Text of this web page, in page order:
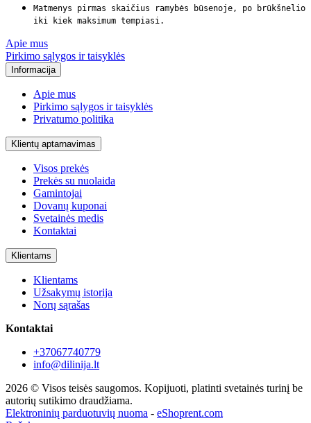
Matmenys pirmas skaičius ramybės būsenoje, po brūkšnelio
iki kiek maksimum tempiasi.
Apie mus
Pirkimo sąlygos ir taisyklės
Informacija
Apie mus
Pirkimo sąlygos ir taisyklės
Privatumo politika
Klientų aptarnavimas
Visos prekės
Prekės su nuolaida
Gamintojai
Dovanų kuponai
Svetainės medis
Kontaktai
Klientams
Klientams
Užsakymų istorija
Norų sąrašas
Kontaktai
+37067740779
info@dilinija.lt
2026 © Visos teisės saugomos. Kopijuoti, platinti svetainės turinį be
autorių sutikimo draudžiama.
Elektroninių parduotuvių nuoma - eShoprent.com